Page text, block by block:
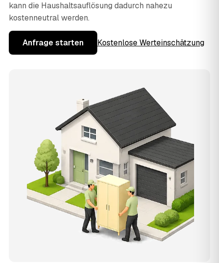
kann die Haushaltsauflösung dadurch nahezu
kostenneutral werden.
Anfrage starten Kostenlose Werteinschätzung